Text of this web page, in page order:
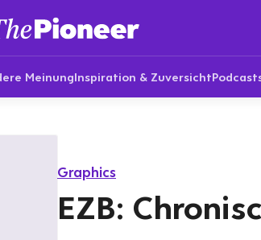
MeinungInspiration & Zuversicht
Graphics
EZB: